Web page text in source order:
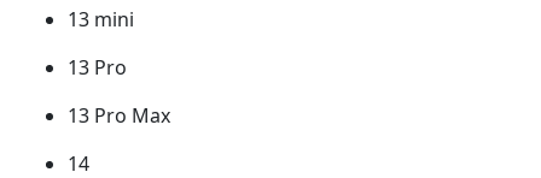
13 mini
13 Pro
13 Pro Max
14